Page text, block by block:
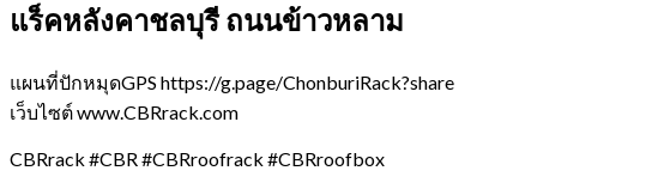
แร็คหลังคาชลบุรี ถนนข้าวหลาม
แผนที่ปักหมุดGPS https://g.page/ChonburiRack?share
เว็บไซต์ www.CBRrack.com
CBRrack #CBR #CBRroofrack #CBRroofbox